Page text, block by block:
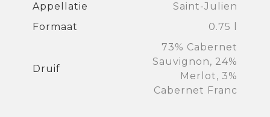
Appellatie
Saint-Julien
Formaat
0.75 l
Druif
73% Cabernet
Sauvignon, 24%
Merlot, 3%
Cabernet Franc